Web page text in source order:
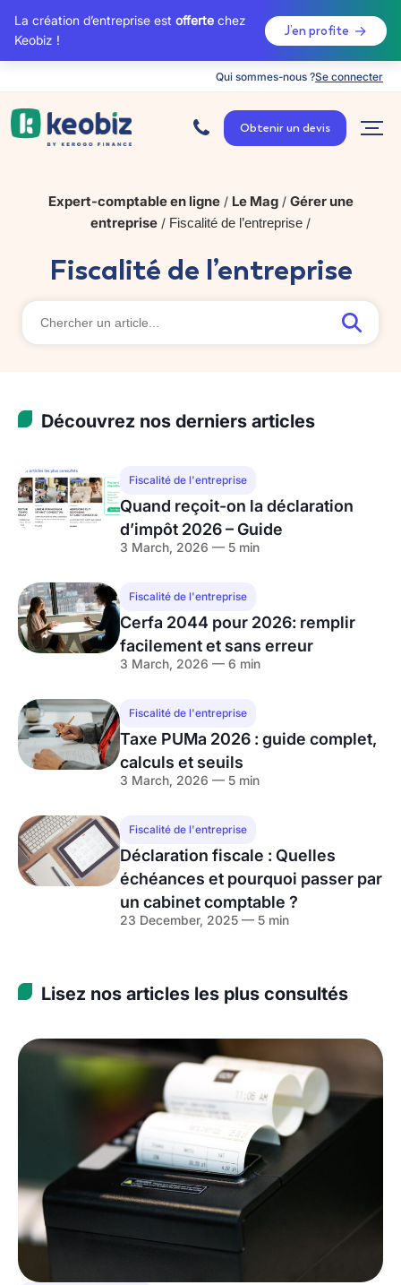
La création d’entreprise est offerte chez
Keobiz !
J’en profite
Qui sommes-nous ?Se connecter
c
c
u
Obtenir un devis
Expert-comptable en ligne/ Le Mag/ Gérer une
entreprise / Fiscalité de l’entreprise /
Fiscalité de l’entreprise
Découvrez nos derniers articles
Fiscalité de l'entreprise
Quand reçoit-on la déclaration
d’impôt 2026 – Guide
3 March, 2026 — 5 min
Fiscalité de l'entreprise
Cerfa 2044 pour 2026: remplir
facilement et sans erreur
3 March, 2026 — 6 min
Fiscalité de l'entreprise
Taxe PUMa 2026 : guide complet,
calculs et seuils
3 March, 2026 — 5 min
Fiscalité de l'entreprise
Déclaration fiscale : Quelles
échéances et pourquoi passer par
un cabinet comptable ?
23 December, 2025 — 5 min
Lisez nos articles les plus consultés